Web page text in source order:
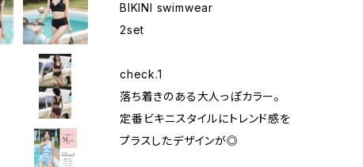
BIKINI swimwear
2set
check.1
落ち着きのある大人っぽカラー。
定番ビキニスタイルにトレンド感を
プラスしたデザインが◎